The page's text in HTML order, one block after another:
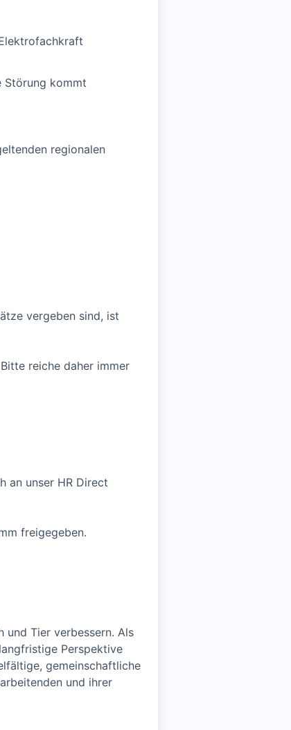
Störung kommt
regionalen
vergeben sind, ist
reiche daher immer
an unser HR Direct
freigegeben.
und Tier verbessern. Als
Perspektive
gemeinschaftliche
und ihrer